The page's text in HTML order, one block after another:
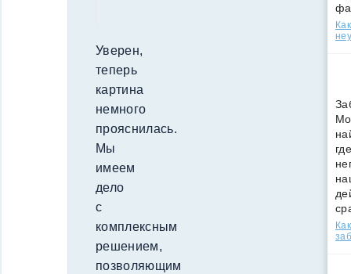
Уверен,
теперь
картина
немного
прояснилась.
Мы
имеем
дело
с
комплексным
решением,
позволяющим